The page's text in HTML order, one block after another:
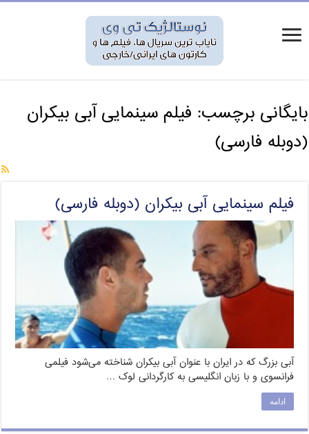
بایگانی برچسب: فیلم سینمایی آبی بیکران
(دوبله فارسی)
فیلم سینمایی آبی بیکران (دوبله فارسی)
آبی بزرگ که در ایران با عنوان آبی بیکران شناخته می‌شود فیلمی
فرانسوی و با زبان انگلیسی به کارگردانی لوک …
ادامه